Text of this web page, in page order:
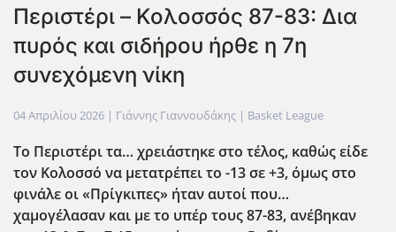
Περιστέρι – Κολοσσός 87-83: Δια
πυρός και σιδήρου ήρθε η 7η
συνεχόμενη νίκη
04 Απριλίου 2026 | Γιάννης Γιαννουδάκης | Basket League
Το Περιστέρι τα… χρειάστηκε στο τέλος, καθώς είδε
τον Κολοσσό να μετατρέπει το -13 σε +3, όμως στο
φινάλε οι «Πρίγκιπες» ήταν αυτοί που…
χαμογέλασαν και με το υπέρ τους 87-83, ανέβηκαν